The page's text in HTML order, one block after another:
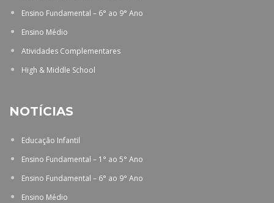
Ensino Fundamental – 6° ao 9° Ano
Ensino Médio
Atividades Complementares
High & Middle School
NOTÍCIAS
Educação Infantil
Ensino Fundamental – 1° ao 5° Ano
Ensino Fundamental – 6° ao 9° Ano
Ensino Médio